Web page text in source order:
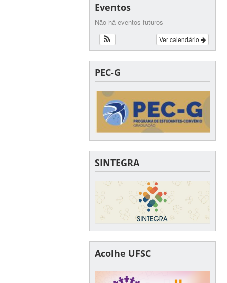
Eventos
Não há eventos futuros
Ver calendário
PEC-G
SINTEGRA
Acolhe UFSC